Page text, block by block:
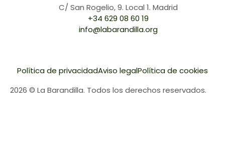
C/ San Rogelio, 9. Local 1. Madrid
+34 629 08 60 19
info@labarandilla.org
2026 © La Barandilla. Todos los derechos reservados.
Política de privacidadAviso legalPolítica de cookies